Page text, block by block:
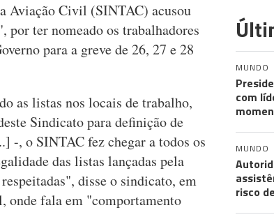
Aviação Civil (SINTAC) acusou
ter nomeado os trabalhadores
para a greve de 26, 27 e 28
as listas nos locais de trabalho,
Sindicato para definição de
-, o SINTAC fez chegar a todos os
das listas lançadas pela
disse o sindicato, em
onde fala em "comportamento
MUNDO
com
MUNDO
risco